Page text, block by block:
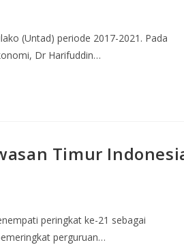
(Untad) periode 2017-2021. Pada
Dr Harifuddin…
Timur
peringkat ke-21 sebagai
perguruan…